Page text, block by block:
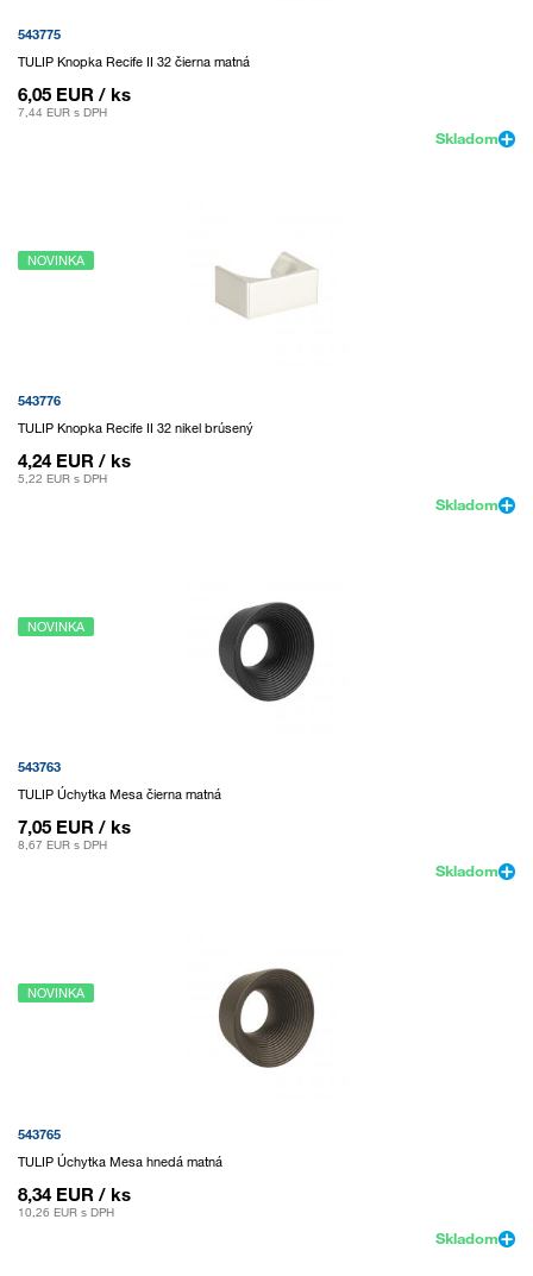
543775
TULIP Knopka Recife II 32 čierna matná
6,05 EUR / ks
7,44 EUR s DPH
Skladom
NOVINKA
543776
TULIP Knopka Recife II 32 nikel brúsený
4,24 EUR / ks
5,22 EUR s DPH
Skladom
NOVINKA
543763
TULIP Úchytka Mesa čierna matná
7,05 EUR / ks
8,67 EUR s DPH
Skladom
NOVINKA
543765
TULIP Úchytka Mesa hnedá matná
8,34 EUR / ks
10,26 EUR s DPH
Skladom